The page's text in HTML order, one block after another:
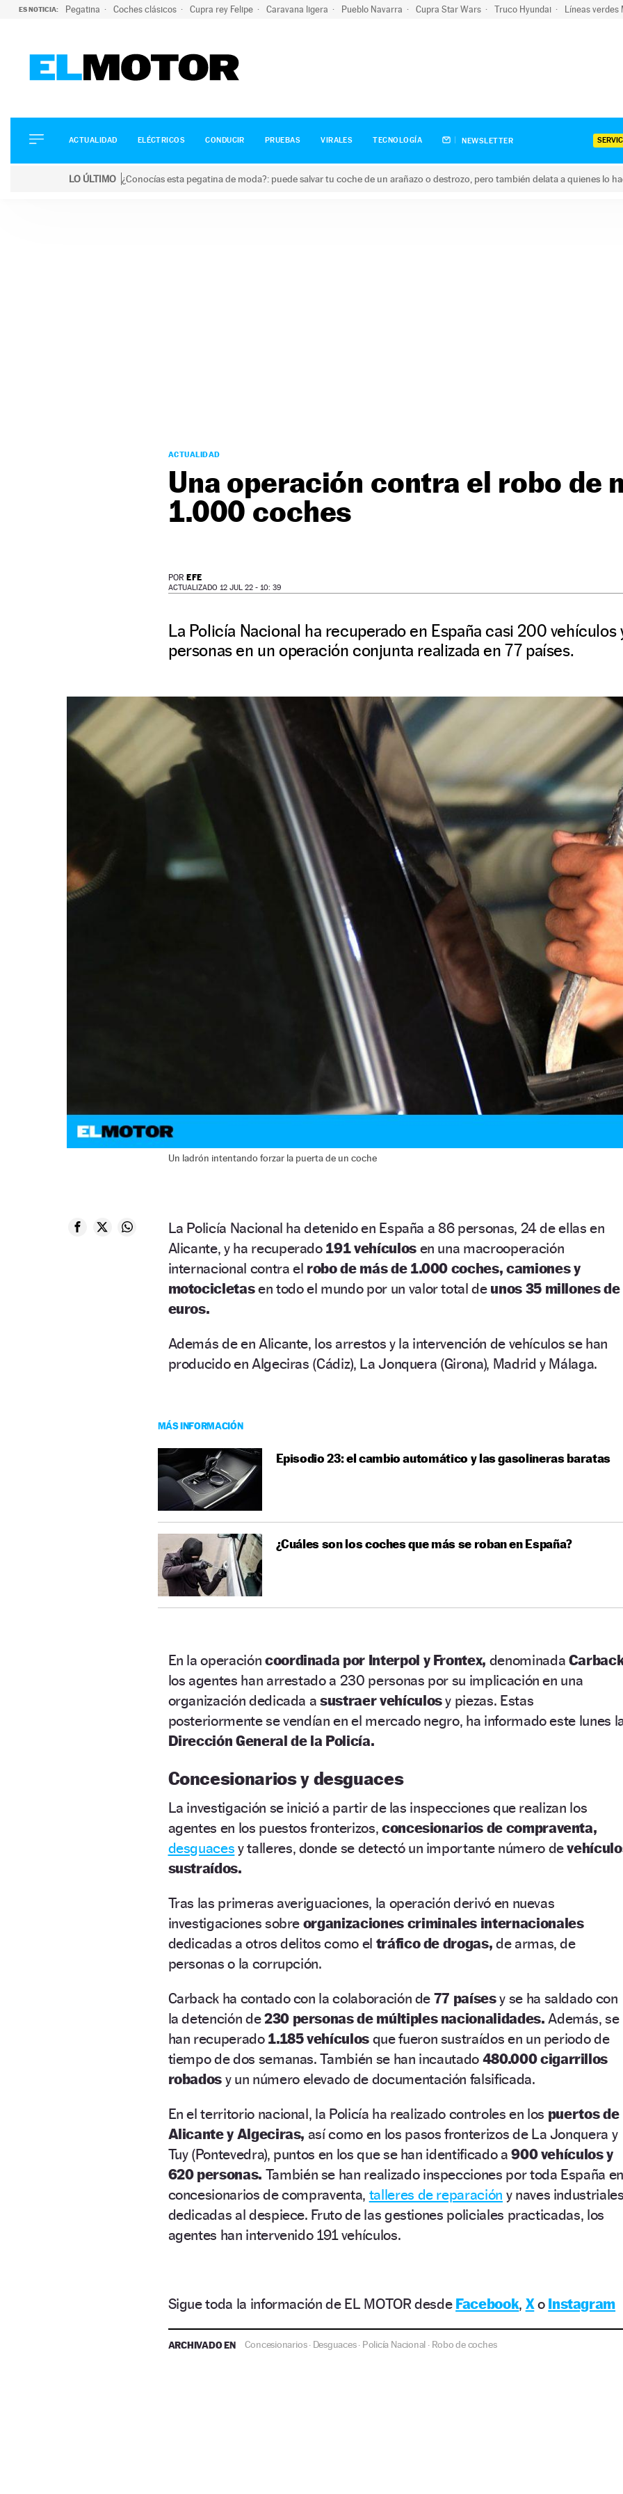
ES NOTICIA: Pegatina Coches clásicos Cupra rey Felipe Caravana ligera Pueblo Navarra Cupra Star Wars Truco Hyundai Líneas verdes
ELÉCTRICOS
CONDUCIR
ACTUALIDAD ELÉCTRICOS CONDUCIR PRUEBAS VIRALES TECNOLOGÍA NEWSLETTER
LO ÚLTIMO ¿Conocías esta pegatina de moda?: puede salvar tu coche de un arañazo o destrozo, pero también delata a quienes lo
ACTUALIDAD
Una operación contra el robo de
1.000 coches
POR EFE
ACTUALIZADO 12 JUL 22 - 10: 39
La Policía Nacional ha recuperado en España casi 200 vehículos
personas en un operación conjunta realizada en 77 países.
Un ladrón intentando forzar la puerta de un coche
La Policía Nacional ha detenido en España a 86 personas, 24 de ellas en
Alicante, y ha recuperado 191 vehículosen una macrooperación
internacional contra el robo de más de 1.000 coches, camiones y
motocicletasen todo el mundo por un valor total de unos 35 millones de
euros.
Además de en Alicante, los arrestos y la intervención de vehículos se han
producido en Algeciras (Cádiz), La Jonquera (Girona), Madrid y Málaga.
MÁS INFORMACIÓN
Episodio 23: el cambio automático y las gasolineras baratas
¿Cuáles son los coches que más se roban en España?
En la operación coordinada por Interpol y Frontex, denominada
los agentes han arrestado a 230 personas por su implicación en una
organización dedicada asustraer vehículosy piezas. Estas
posteriormente se vendían en el mercado negro, ha informado este lunes
Dirección General de la Policía.
Concesionarios y desguaces
La investigación se inició a partir de las inspecciones que realizan los
agentes en los puestos fronterizos, concesionarios de compraventa,
desguaces y talleres, donde se detectó un importante número de
sustraídos.
Tras las primeras averiguaciones, la operación derivó en nuevas
investigaciones sobre organizaciones criminales internacionales
dedicadas a otros delitos como el tráfico de drogas, de armas, de
personas o la corrupción.
Carback ha contado con la colaboración de 77 paísesy se ha saldado con
la detención de230 personas de múltiples nacionalidades. Además, se
han recuperado 1.185 vehículos que fueron sustraídos en un periodo de
tiempo de dos semanas. También se han incautado 480.000 cigarrillos
robados y un número elevado de documentación falsificada.
En el territorio nacional, la Policía ha realizado controles en los puertos de
Alicante y Algeciras, así como en los pasos fronterizos de La Jonquera y
Tuy (Pontevedra), puntos en los que se han identificado a900 vehículos y
620 personas. También se han realizado inspecciones por toda España en
concesionarios de compraventa, talleres de reparación y naves industriales
dedicadas al despiece. Fruto de las gestiones policiales practicadas, los
agentes han intervenido 191 vehículos.
Sigue toda la información de EL MOTOR desde Facebook, Xo Instagram
ARCHIVADO EN Concesionarios· Desguaces· Policía Nacional · Robo de coches